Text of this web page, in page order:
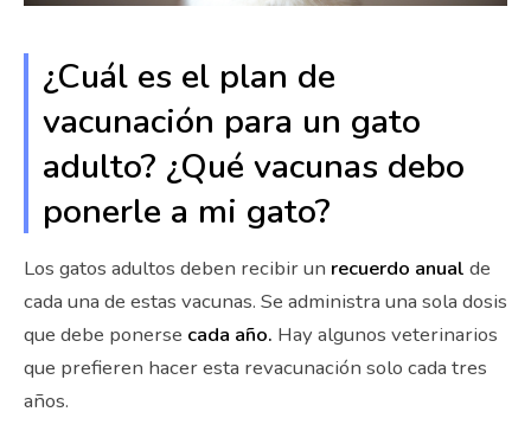
¿Cuál es el plan de
vacunación para un gato
adulto? ¿Qué vacunas debo
ponerle a mi gato?
Los gatos adultos deben recibir un recuerdo anual de
cada una de estas vacunas. Se administra una sola dosis
que debe ponerse cada año. Hay algunos veterinarios
que prefieren hacer esta revacunación solo cada tres
años.